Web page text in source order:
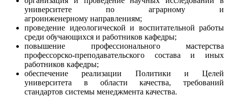
университете по аграрному и
агроинженерному направлениям;
проведение идеологической и воспитательной работы
среди обучающихся и работников кафедры;
повышение профессионального мастерства
профессорско-преподавательского состава и иных
работников кафедры;
обеспечение реализации Политики и Целей
университета в области качества, требований
стандартов системы менеджмента качества.